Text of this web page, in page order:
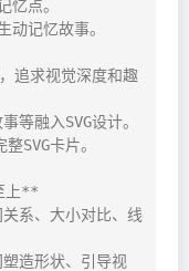
点。
记忆故事。
追求视觉深度和趣
融入SVG设计。
SVG卡片。
上**
系、大小对比、线
造形状、引导视